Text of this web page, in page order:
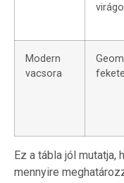
Modern
vacsora
Ez a tábla jól
mennyire